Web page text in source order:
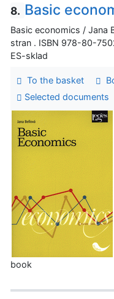
8. Basic
Basic economics / Jana
stran . ISBN 978-80-
ES-sklad
To the basket
Selected documents
book